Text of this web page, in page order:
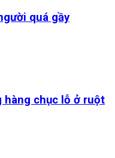
quá gầy
chục lỗ ở ruột